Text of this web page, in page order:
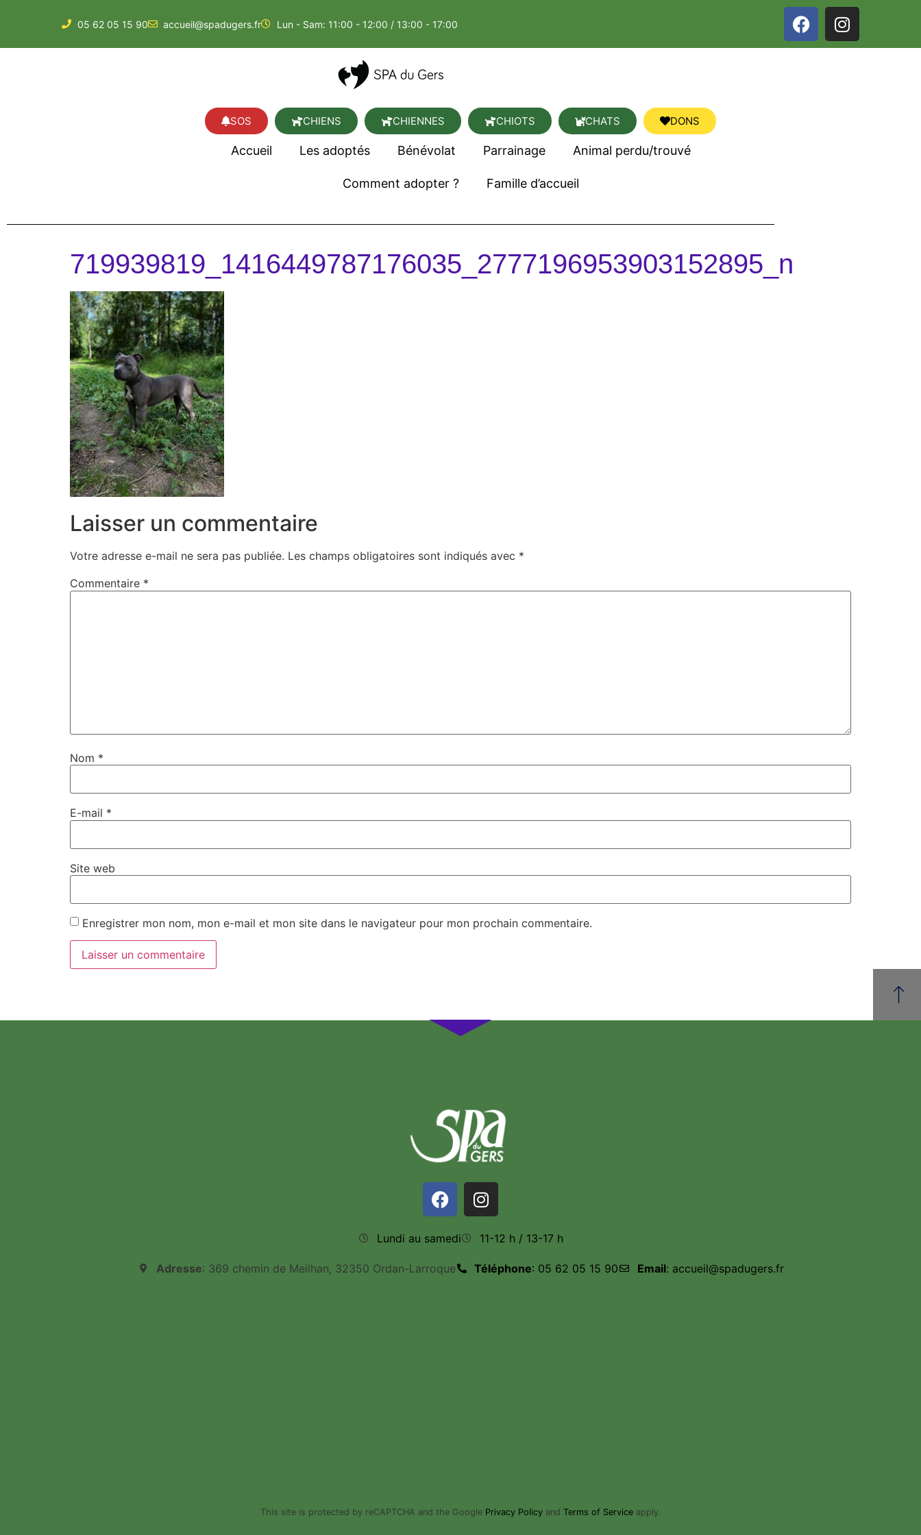
05 62 05 15 90 accueil@spadugers.fr Lun - Sam: 11:00 - 12:00 / 13:00 - 17:00
SOS CHIENS CHIENNES CHIOTS CHATS DONS
Accueil Les adoptés Bénévolat Parrainage Animal perdu/trouvé
Comment adopter ? Famille d’accueil
719939819_1416449787176035_2777196953903152895_n
Laisser un commentaire
Votre adresse e-mail ne sera pas publiée. Les champs obligatoires sont indiqués avec *
Commentaire *
Nom *
E-mail *
Site web
Enregistrer mon nom, mon e-mail et mon site dans le navigateur pour mon prochain commentaire.
Lundi au samedi 11-12 h / 13-17 h
Adresse: 369 chemin de Meilhan, 32350 Ordan-Larroque Téléphone: 05 62 05 15 90 Email: accueil@spadugers.fr
This site is protected by reCAPTCHA and the Google Privacy Policyand Terms of Serviceapply.